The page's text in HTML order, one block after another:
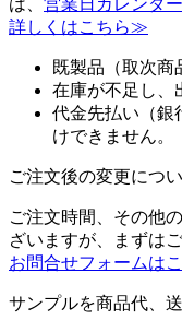
は、 営業日カレンダー
詳しくはこちら≫
既製品（取次商
在庫が不足し、
代金先払い（銀
けできません。
ご注文後の変更につ
ご注文時間、その他
ざいますが、まずは
お問合せフォームは
サンプルを商品代、